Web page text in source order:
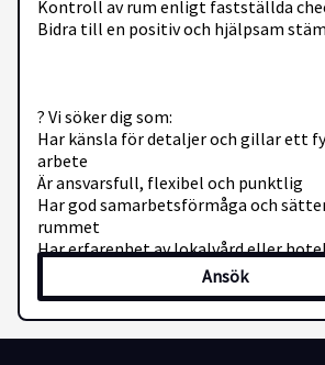
Kontroll av rum enligt fastställda
Bidra till en positiv och hjälpsam
? Vi söker dig som:
Har känsla för detaljer och gillar ett
arbete
Är ansvarsfull, flexibel och punktlig
Har god samarbetsförmåga och
rummet
Har erfarenhet av lokalvård eller
Talar svenska eller engelska
Ansök